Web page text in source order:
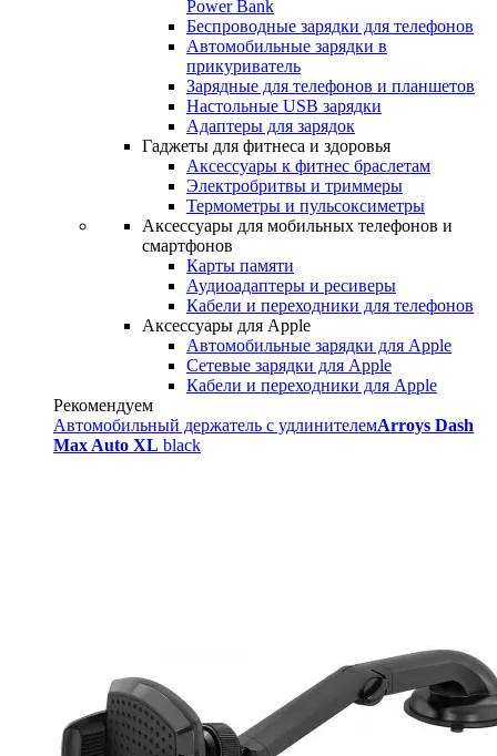
Power Bank
Беспроводные зарядки для телефонов
Автомобильные зарядки в
прикуриватель
Зарядные для телефонов и планшетов
Настольные USB зарядки
Адаптеры для зарядок
Гаджеты для фитнеса и здоровья
Аксессуары к фитнес браслетам
Электробритвы и триммеры
Термометры и пульсоксиметры
Аксессуары для мобильных телефонов и
смартфонов
Карты памяти
Аудиоадаптеры и ресиверы
Кабели и переходники для телефонов
Аксессуары для Apple
Автомобильные зарядки для Apple
Сетевые зарядки для Apple
Кабели и переходники для Apple
Рекомендуем
Автомобильный держатель с удлинителемArroys Dash
Max Auto XL black